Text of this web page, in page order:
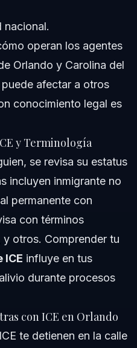
nacional.
operan los agentes
Orlando y Carolina del
afectar a otros
conocimiento legal es
y Terminología
se revisa su estatus
incluyen inmigrante no
permanente con
con términos
otros. Comprender tu
influye en tus
durante procesos
con ICE en Orlando
te detienen en la calle